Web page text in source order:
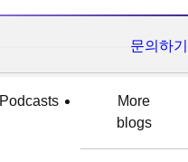
문의하기
Podcasts
More
blogs